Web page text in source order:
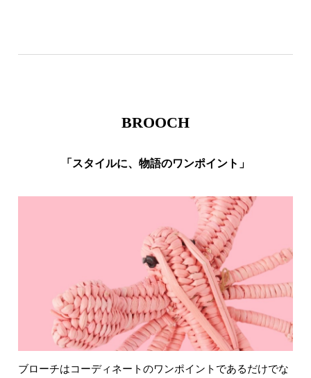
BROOCH
「スタイルに、物語のワンポイント」
ブローチはコーディネートのワンポイントであるだけでな